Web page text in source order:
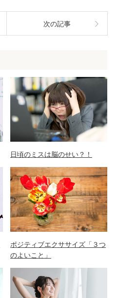
次の記事
日頃のミスは脳のせい？！
ポジティブエクササイズ「３つ
のよいこと」